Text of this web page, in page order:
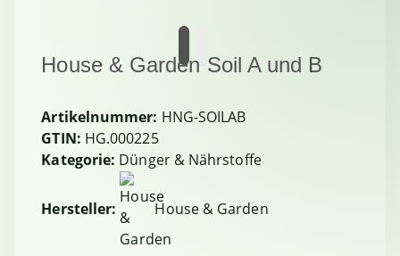
House & Garden Soil A und B
Artikelnummer: HNG-SOILAB
GTIN: HG.000225
Kategorie: Dünger & Nährstoffe
Hersteller: House & Garden